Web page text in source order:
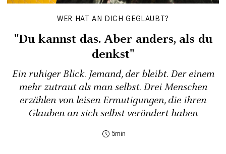
WER HAT AN DICH GEGLAUBT?
"Du kannst das. Aber anders, als du
denkst"
Ein ruhiger Blick. Jemand, der bleibt. Der einem
mehr zutraut als man selbst. Drei Menschen
erzählen von leisen Ermutigungen, die ihren
Glauben an sich selbst verändert haben
5